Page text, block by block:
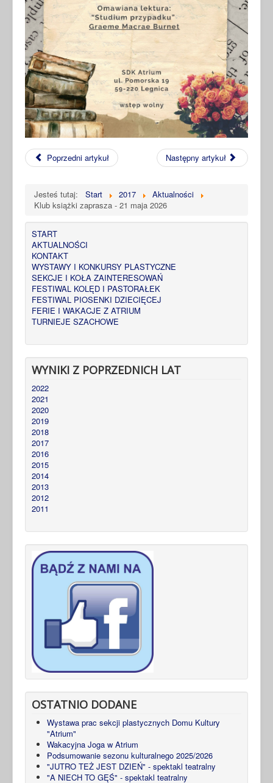
Poprzedni artykuł Następny artykuł
Jesteś tutaj: Start 2017
Aktualności
Klub książki zaprasza - 21 maja 2026
START
AKTUALNOŚCI
KONTAKT
WYSTAWY I KONKURSY PLASTYCZNE
SEKCJE I KOŁA ZAINTERESOWAŃ
FESTIWAL KOLĘD I PASTORAŁEK
FESTIWAL PIOSENKI DZIECIĘCEJ
FERIE I WAKACJE Z ATRIUM
TURNIEJE SZACHOWE
WYNIKI Z POPRZEDNICH LAT
2022
2021
2020
2019
2018
2017
2016
2015
2014
2013
2012
2011
OSTATNIO DODANE
Wystawa prac sekcji plastycznych Domu Kultury
"Atrium"
Wakacyjna Joga w Atrium
Podsumowanie sezonu kulturalnego 2025/2026
"JUTRO TEŻ JEST DZIEŃ" - spektakl teatralny
"A NIECH TO GĘŚ" - spektakl teatralny